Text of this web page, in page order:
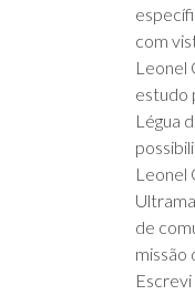
com
Leonel
estudo
Légua
Leonel
de
missão